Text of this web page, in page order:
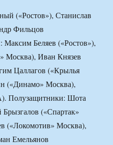
(«Ростов»), Станислав
Фильцов
Беляев («Ростов»),
Москва), Иван Князев
Цаллагов («Крылья
(«Динамо» Москва),
Полузащитники: Шота
(«Спартак»
(«Локомотив» Москва),
Емельянов